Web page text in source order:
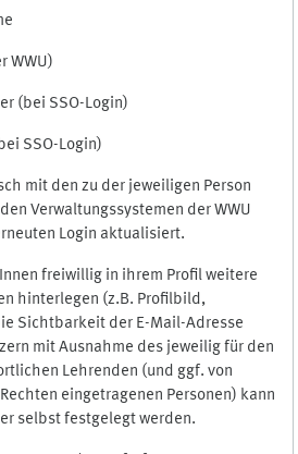
WWU)
(bei SSO-Login)
SSO-Login)
mit den zu der jeweiligen Person
Verwaltungssystemen der WWU
Login aktualisiert.
freiwillig in ihrem Profil weitere
hinterlegen (z.B. Profilbild,
Sichtbarkeit der E-Mail-Adresse
mit Ausnahme des jeweilig für den
Lehrenden (und ggf. von
eingetragenen Personen) kann
selbst festgelegt werden.